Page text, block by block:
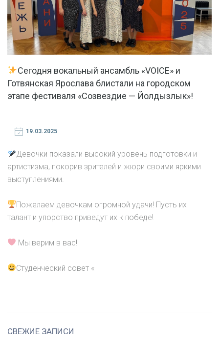
Сегодня вокальный ансамбль «VOICE» и
Готвянская Ярослава блистали на городском
этапе фестиваля «Созвездие — Йолдызлык»!
19.03.2025
Девочки показали высокий уровень подготовки и
артистизма, покорив зрителей и жюри своими яркими
выступлениями.
Пожелаем девочкам огромной удачи! Пусть их
талант и упорство приведут их к победе!
Мы верим в вас!
Студенческий совет «
СВЕЖИЕ ЗАПИСИ